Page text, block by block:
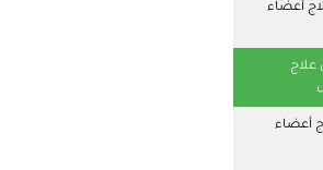
أعضاء
أعضاء